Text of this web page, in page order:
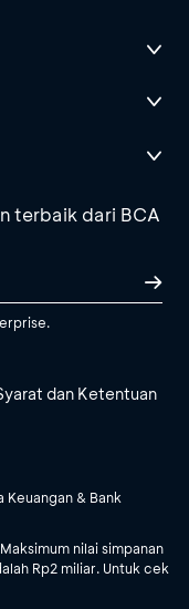
terbaik dari BCA
dan Ketentuan
& Bank
nilai simpanan
Rp2 miliar. Untuk cek